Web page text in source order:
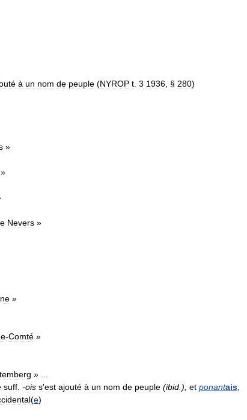
à un nom de peuple (NYROP t 3 1936 , § 280)
»
»
Nevers »
»
-Comté »
» ...
suff -ois s'est ajouté à un nom de peuple (ibid .), et ponantais
(e)